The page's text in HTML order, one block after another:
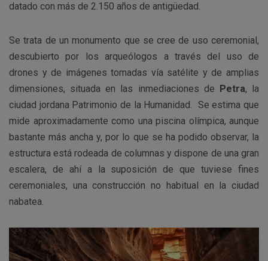
datado con más de 2.150 años de antigüedad.
Se trata de un monumento que se cree de uso ceremonial,
descubierto por los arqueólogos a través del uso de
drones y de imágenes tomadas vía satélite y de amplias
dimensiones, situada en las inmediaciones de
Petra, la
ciudad jordana Patrimonio de la Humanidad. Se estima que
mide aproximadamente como una piscina olímpica, aunque
bastante más ancha y, por lo que se ha podido observar, la
estructura está rodeada de columnas y dispone de una gran
escalera, de ahí a la suposición de que tuviese fines
ceremoniales, una construcción no habitual en la ciudad
nabatea.